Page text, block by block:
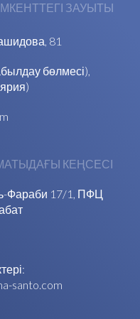
ЗАУЫТЫ
81
бөлмесі),
КЕҢСЕСІ
Фараби 17/1, ПФЦ
santo.com